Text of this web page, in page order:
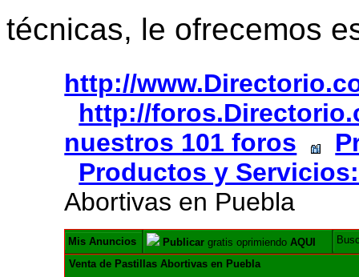
técnicas, le ofrecemos
http://
http://
nuestros 101 foros
Productos y
Abortivas en Puebla
Mis Anuncios Publicar gratis oprimiendoAQUI
Venta de Pastillas Abortivas en Puebla